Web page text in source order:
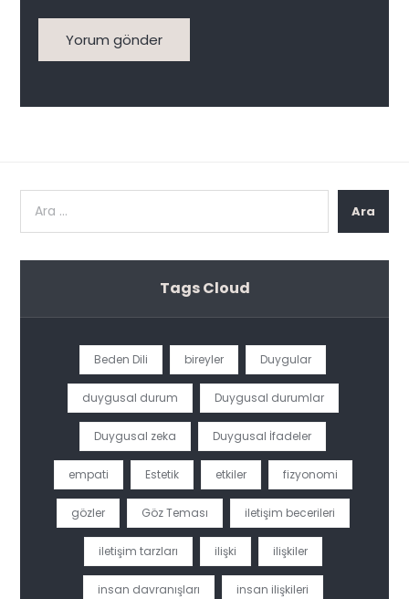
Yorum gönder
Ara
Tags Cloud
Beden Dili bireyler Duygular
duygusal durum Duygusal durumlar
Duygusal zeka Duygusal İfadeler
empati Estetik etkiler fizyonomi
gözler Göz Teması iletişim becerileri
iletişim tarzları ilişki ilişkiler
insan davranışları insan ilişkileri